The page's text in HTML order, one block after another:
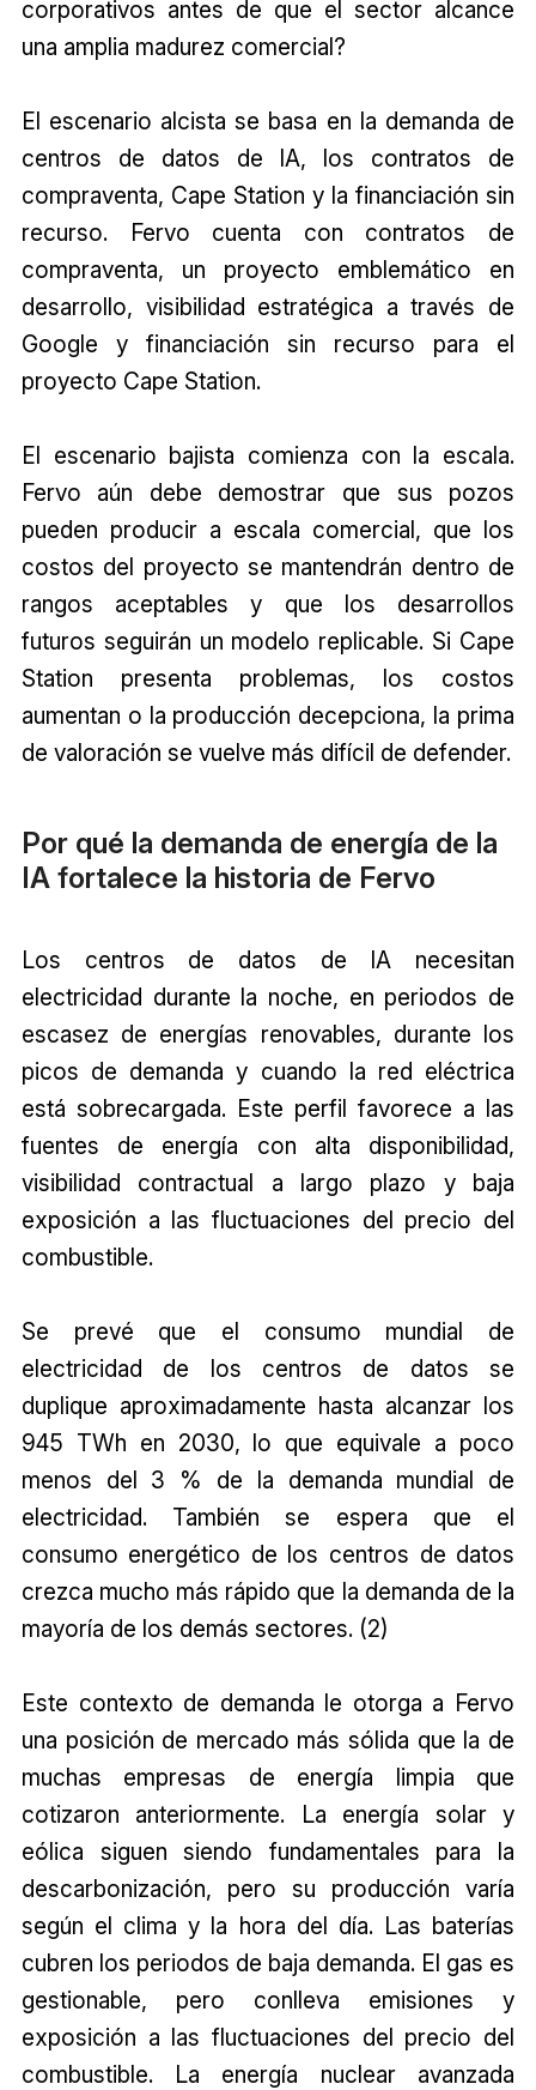
corporativos antes de que el sector alcance
una amplia madurez comercial?
El escenario alcista se basa en la demanda de
centros de datos de IA, los contratos de
compraventa, Cape Station y la financiación sin
recurso. Fervo cuenta con contratos de
compraventa, un proyecto emblemático en
desarrollo, visibilidad estratégica a través de
Google y financiación sin recurso para el
proyecto Cape Station.
El escenario bajista comienza con la escala.
Fervo aún debe demostrar que sus pozos
pueden producir a escala comercial, que los
costos del proyecto se mantendrán dentro de
rangos aceptables y que los desarrollos
futuros seguirán un modelo replicable. Si Cape
Station presenta problemas, los costos
aumentan o la producción decepciona, la prima
de valoración se vuelve más difícil de defender.
Por qué la demanda de energía de la
IA fortalece la historia de Fervo
Los centros de datos de IA necesitan
electricidad durante la noche, en periodos de
escasez de energías renovables, durante los
picos de demanda y cuando la red eléctrica
está sobrecargada. Este perfil favorece a las
fuentes de energía con alta disponibilidad,
visibilidad contractual a largo plazo y baja
exposición a las fluctuaciones del precio del
combustible.
Se prevé que el consumo mundial de
electricidad de los centros de datos se
duplique aproximadamente hasta alcanzar los
945 TWh en 2030, lo que equivale a poco
menos del 3 % de la demanda mundial de
electricidad. También se espera que el
consumo energético de los centros de datos
crezca mucho más rápido que la demanda de la
mayoría de los demás sectores. (2)
Este contexto de demanda le otorga a Fervo
una posición de mercado más sólida que la de
muchas empresas de energía limpia que
cotizaron anteriormente. La energía solar y
eólica siguen siendo fundamentales para la
descarbonización, pero su producción varía
según el clima y la hora del día. Las baterías
cubren los periodos de baja demanda. El gas es
gestionable, pero conlleva emisiones y
exposición a las fluctuaciones del precio del
combustible. La energía nuclear avanzada